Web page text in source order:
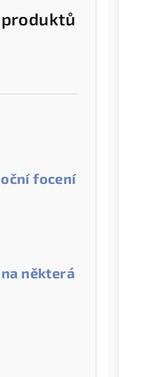
focení
některá